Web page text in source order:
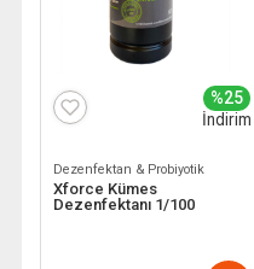
%25
İndirim
Dezenfektan & Probiyotik
Xforce Kümes
Dezenfektanı 1/100